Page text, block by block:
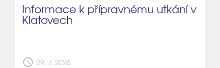
Informace k přípravnému utkání v
Klatovech
schedule 29. 7. 2026